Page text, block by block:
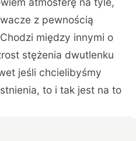
z pewnością
między innymi o
stężenia dwutlenku
jeśli chcielibyśmy
to i tak jest na to